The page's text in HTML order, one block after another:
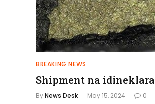
BREAKING NEWS
Shipment na
ByNews Desk May 15, 2024 0